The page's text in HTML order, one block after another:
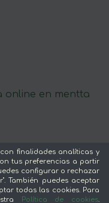
online en mentta
finalidades analíticas y
tus preferencias a partir
configurar o rechazar
También puedes aceptar
todas las cookies. Para
Política de cookies.